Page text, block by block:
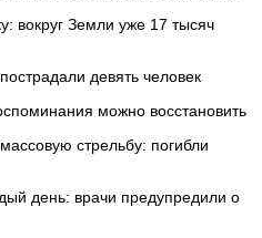
вокруг Земли уже 17 тысяч
девять человек
можно восстановить
стрельбу: погибли
день: врачи предупредили о